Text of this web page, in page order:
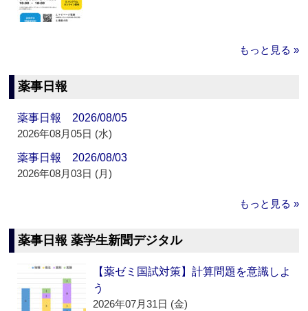
もっと見る »
薬事日報
薬事日報 2026/08/05
2026年08月05日 (水)
薬事日報 2026/08/03
2026年08月03日 (月)
もっと見る »
薬事日報 薬学生新聞デジタル
【薬ゼミ国試対策】計算問題を意識しよ
う
2026年07月31日 (金)